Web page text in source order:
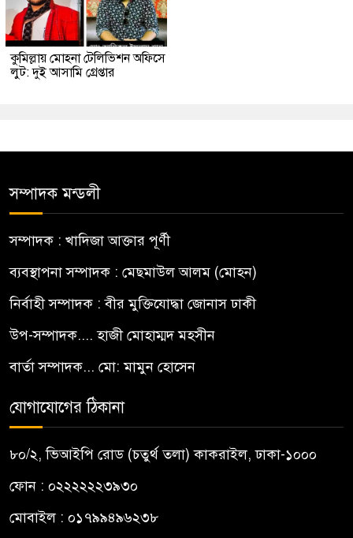
কুমিল্লায় মোহনা টেলিভিশন অফিসে
লুট: দুই আসামি গ্রেপ্তার
সম্পাদক মন্ডলী
সম্পাদক : খাদিজা আক্তার পূর্ণী
ব্যবস্থাপনা সম্পাদক : মেছমাউল আলম (মোহন)
নির্বাহী সম্পাদক : বীর মুক্তিযোদ্ধা জোনাস ঢাকী
উপ-সম্পাদক.... হাজী মোহাম্মদ মহসীন
বার্তা সম্পাদক... মো: মামুন হোসেন
যোগাযোগের ঠিকানা
৮০/২, ভিআইপি রোড (চতুর্থ তলা) কাকরাইল, ঢাকা-১০০০
ফোন : ০২২২২২২৩৯৩০
মোবাইল : ০১৭৯৯৪৯৬২৩৮